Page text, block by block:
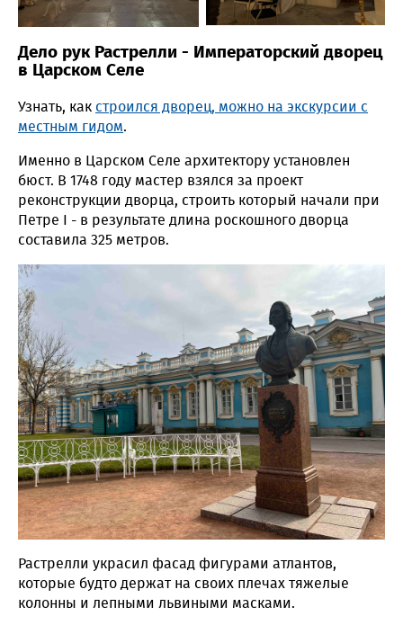
Дело рук Растрелли - Императорский дворец
в Царском Селе
Узнать, как строился дворец, можно на экскурсии с
местным гидом.
Именно в Царском Селе архитектору установлен
бюст. В 1748 году мастер взялся за проект
реконструкции дворца, строить который начали при
Петре I - в результате длина роскошного дворца
составила 325 метров.
Растрелли украсил фасад фигурами атлантов,
которые будто держат на своих плечах тяжелые
колонны и лепными львиными масками.